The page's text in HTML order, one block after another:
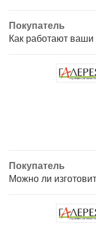
Покупатель
Как работают
Покупатель
Можно ли